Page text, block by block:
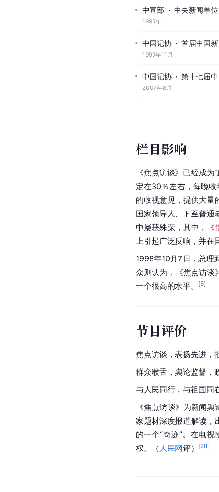
中宣部 · 中央新闻单
1995年
中国记协 · 首届中国
1999年11月
中国记协 · 第十七届
2007年8月
栏目影响
《焦点访谈》已经成
定在30％左右，每晚
的收视意见，提供大量
国家领导人
、下至普
中屡获殊荣，其中，《
上引起广泛反响，并
1998年10月7日，总理
众则认为，《焦点访谈
一个很高的水平。
[5]
节目评价
焦点访谈，表扬先进，
群众喉舌，舆论监督，
与人民同行，与祖国同
《焦点访谈》为新闻
家题材深度报道解读，
的一个“奇迹”。在电
权。（ 人民网评） [28]